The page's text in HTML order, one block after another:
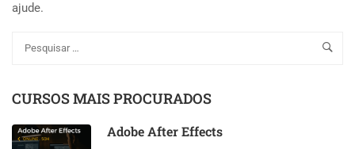
ajude.
CURSOS MAIS PROCURADOS
Adobe After Effects